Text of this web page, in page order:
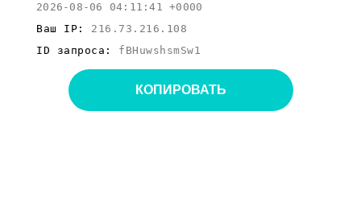
2026-08-06 04:11:41 +0000
Ваш IP: 216.73.216.108
ID запроса: fBHuwshsmSw1
КОПИРОВАТЬ